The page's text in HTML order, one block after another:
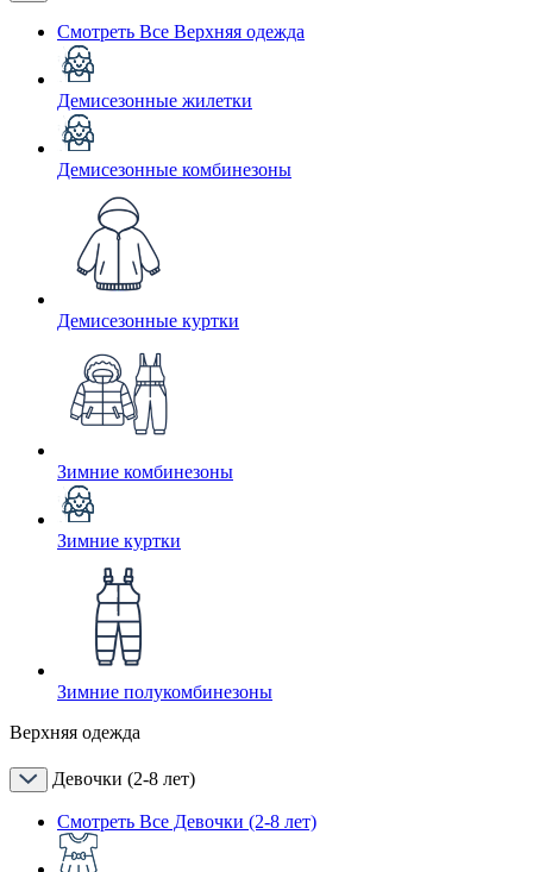
Смотреть Все Верхняя одежда
Демисезонные жилетки
Демисезонные комбинезоны
Демисезонные куртки
Зимние комбинезоны
Зимние куртки
Зимние полукомбинезоны
Верхняя одежда
Девочки (2-8 лет)
Смотреть Все Девочки (2-8 лет)